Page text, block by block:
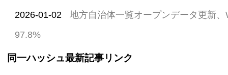
2026-01-02
地方自治体一覧オープンデータ更新
97.8%
同一ハッシュ最新記事リンク